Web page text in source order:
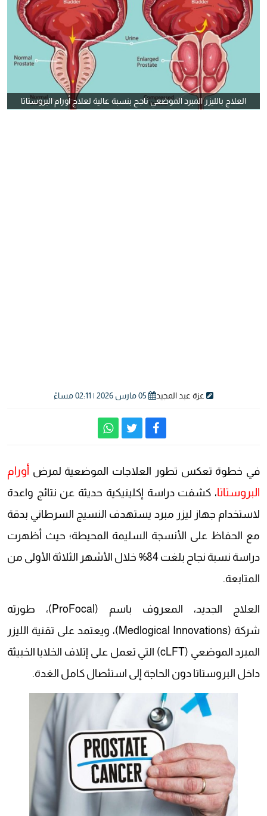
العلاج بالليزر المبرد الموضعي ناجح بنسبة عالية لعلاج أورام البروستاتا
عزة عبد المجيد
في خطوة تعكس تطور العلاجات الموضعية لمرض أورام
البروستاتا، كشفت دراسة إكلينيكية حديثة عن نتائج واعدة
لاستخدام جهاز ليزر مبرد يستهدف النسيج السرطاني بدقة
مع الحفاظ على الأنسجة السليمة المحيطة؛ حيث أظهرت
دراسة نسبة نجاح بلغت 84% خلال الأشهر الثلاثة الأولى من
المتابعة.
العلاج الجديد، المعروف باسم (ProFocal)، طورته
شركة (Medlogical Innovations)، ويعتمد على تقنية الليزر
المبرد الموضعي (cLFT) التي تعمل على إتلاف الخلايا الخبيثة
داخل البروستاتا دون الحاجة إلى استئصال كامل الغدة.